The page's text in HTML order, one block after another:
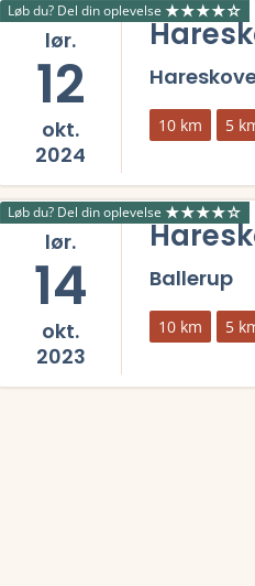
Løb du? Del din oplevelse
lør.
12
okt.
2024
10 km 5
Læs mere om Hareskovløbet -
Løb du? Del din oplevelse
lør.
14
okt.
2023
Ballerup
10 km 5
Læs mere om Hareskovløbet -